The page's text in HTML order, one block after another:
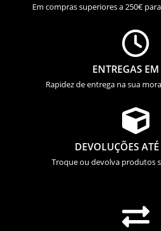
Em compras superiores a 250€

ENTREGAS
Rapidez de entrega na sua

DEVOLUÇÕES
Troque ou devolva produtos
